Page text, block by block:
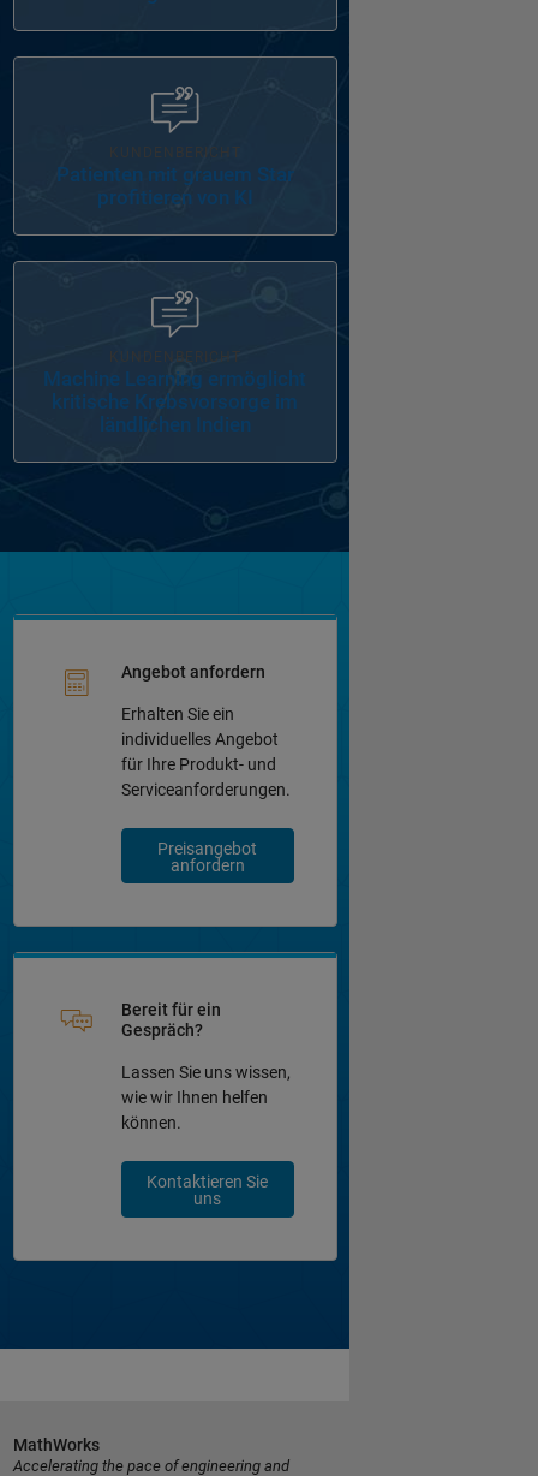
Patienten mit grauem Star
profitieren von KI
KUNDENBERICHT
Machine Learning ermöglicht
kritische Krebsvorsorge im
ländlichen Indien
Angebot anfordern
Erhalten Sie ein
individuelles Angebot
für Ihre Produkt- und
Serviceanforderungen.
Preisangebot
anfordern
Bereit für ein
Gespräch?
Lassen Sie uns wissen,
wie wir Ihnen helfen
können.
Kontaktieren Sie
uns
MathWorks
Accelerating the pace of engineering and